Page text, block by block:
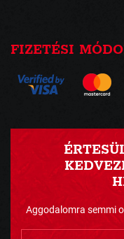
FIZETÉSI
Aggodalomra semmi